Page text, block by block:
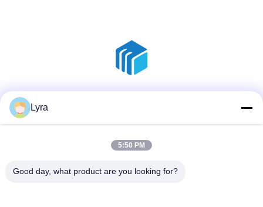
Lyra
5:50 PM
Good day, what product are you looking for?